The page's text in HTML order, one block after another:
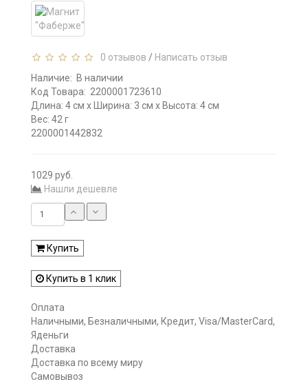
0 отзывов / Написать отзыв
Наличие: В наличии
Код Товара: 2200001723610
Длина: 4 см x Ширина: 3 см x Высота: 4 см
Вес: 42 г
2200001442832
1029 руб.
Нашли дешевле
Купить
Купить в 1 клик
Оплата
Наличными, Безналичными, Кредит, Visa/MasterCard,
Яденьги
Доставка
Доставка по всему миру
Самовывоз